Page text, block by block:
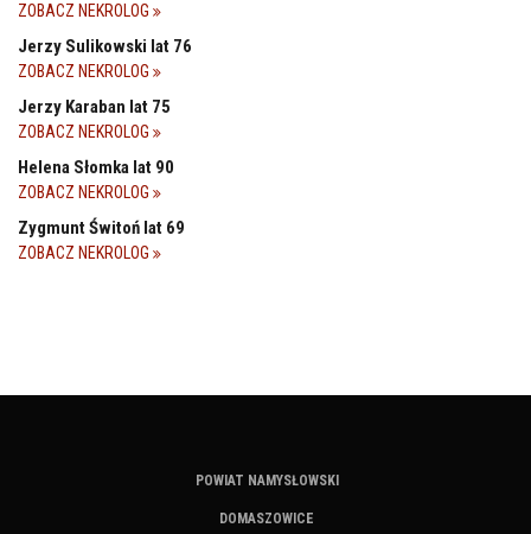
ZOBACZ NEKROLOG
Jerzy Sulikowski lat 76
ZOBACZ NEKROLOG
Jerzy Karaban lat 75
ZOBACZ NEKROLOG
Helena Słomka lat 90
ZOBACZ NEKROLOG
Zygmunt Świtoń lat 69
ZOBACZ NEKROLOG
POWIAT NAMYSŁOWSKI
DOMASZOWICE